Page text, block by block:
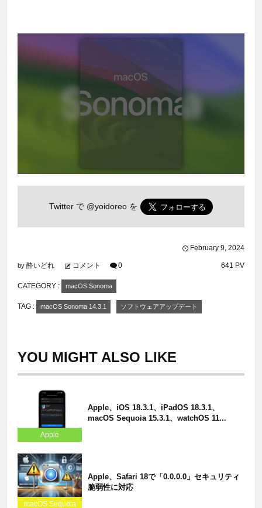
Twitter で @yoidoreo を
February 9 2024
by 酔いどれ コメント 0 641 PV
CATEGORY : macOS Sonoma
TAG : macOS Sonoma 14.3.1 ソフトウェアアップデート
YOU MIGHT ALSO LIKE
Apple
Apple、iOS 18.3.1、iPadOS 18.3.1、
macOS Sequoia 15.3.1、watchOS 11...
macOS Sequoia
Apple、Safari 18で「0.0.0.0」セキュリティ
脆弱性に対応